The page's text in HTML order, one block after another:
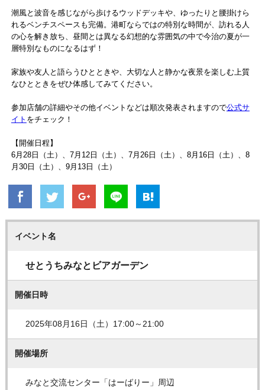
潮風と波音を感じながら歩けるウッドデッキや、ゆったりと腰掛けら
れるベンチスペースも完備。港町ならではの特別な時間が、訪れる人
の心を解き放ち、昼間とは異なる幻想的な雰囲気の中で今治の夏が一
層特別なものになるはず！
家族や友人と語らうひとときや、大切な人と静かな夜景を楽しむ上質
なひとときをぜひ体感してみてください。
参加店舗の詳細やその他イベントなどは順次発表されますので公式サ
イト をチェック！
【開催日程】
6月28日（土）、7月12日（土）、7月26日（土）、8月16日（土）、8
月30日（土）、9月13日（土）
イベント名
せとうちみなとビアガーデン
開催日時
2025年08月16日（土）17:00～21:00
開催場所
みなと交流センター「はーばりー」周辺